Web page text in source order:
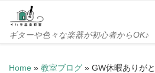
Skip to content
ギターや色々な楽器が初心者からOK♪
Home » 教室ブログ » GW休暇ありが